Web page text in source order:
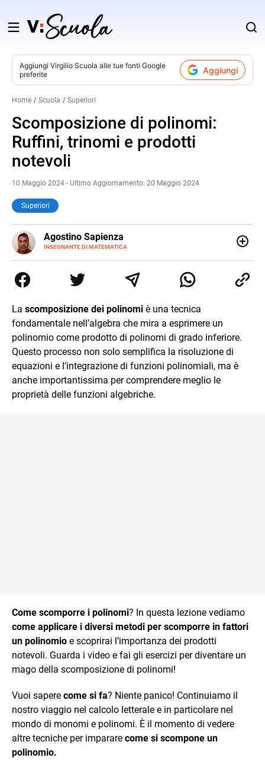
Salta
contenuto
Aggiungi Virgilio Scuola alle tue fonti Google
preferite
Aggiungi
Home Scuola Superiori
Scomposizione di polinomi:
Ruffini, trinomi e prodotti
notevoli
10 Maggio 2024 - Ultimo Aggiornamento: 20 Maggio 2024
Superiori
Agostino Sapienza
INSEGNANTE DI MATEMATICA
E-
MAIL
LINKEDIN
Tommaso Gulli. Ho conseguito la laurea triennale in
Relazioni Internazionali a Messina e in Economia
commercialisti sono stato chiamato per una supplenza
covid nella classe di insegnamento A47. Ho poi
conseguito l'abilitazione a Trieste nel sostegno e sono
entrato di ruolo nel 2023
La scomposizione dei polinomi è una tecnica
fondamentale nell’algebra che mira a esprimere un
polinomio come prodotto di polinomi di grado inferiore.
Questo processo non solo semplifica la risoluzione di
equazioni e l’integrazione di funzioni polinomiali, ma è
anche importantissima per comprendere meglio le
proprietà delle funzioni algebriche.
Come scomporre i polinomi? In questa lezione vediamo
come applicare i diversi metodi per scomporre in fattori
un polinomio e scoprirai l’importanza dei prodotti
notevoli. Guarda i video e fai gli esercizi per diventare un
mago della scomposizione di polinomi!
Vuoi sapere come si fa? Niente panico! Continuiamo il
nostro viaggio nel calcolo letterale e in particolare nel
mondo di monomi e polinomi. È il momento di vedere
altre tecniche per imparare come si scompone un
polinomio.